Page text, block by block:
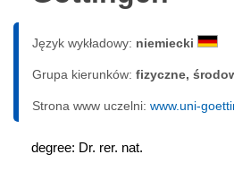
Język wykładowy: niemiecki
Grupa kierunków: fizyczne,
Strona www uczelni: www.uni-
degree: Dr. rer. nat.